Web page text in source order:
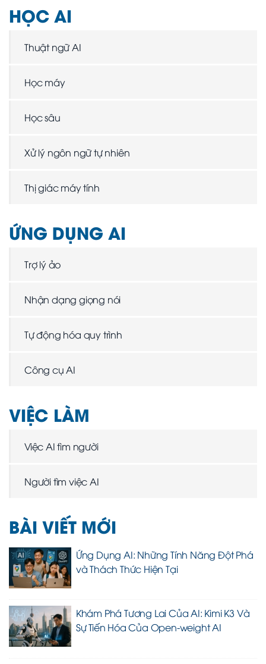
HỌC AI
Thuật ngữ AI
Học máy
Học sâu
Xử lý ngôn ngữ tự nhiên
Thị giác máy tính
ỨNG DỤNG AI
Trợ lý ảo
Nhận dạng giọng nói
Tự động hóa quy trình
Công cụ AI
VIỆC LÀM
Việc AI tìm người
Người tìm việc AI
BÀI VIẾT MỚI
Ứng Dụng AI: Những Tính Năng Đột Phá
và Thách Thức Hiện Tại
Khám Phá Tương Lai Của AI: Kimi K3 Và
Sự Tiến Hóa Của Open-weight AI